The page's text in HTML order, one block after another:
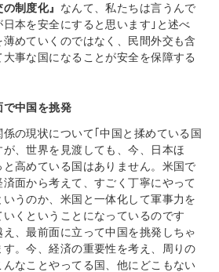
の制度化』 なんて、私たちは言うんで
本を安全にすると思います｣と述べ
めていくのではなく、民間外交も含
事な国になることが安全を保障する
で中国を挑発
の現状について｢中国と揉めている国
、世界を見渡しても、今、日本ほ
高めている国はありません。米国で
面から考えて、すごく丁寧にやって
うのか、米国と一体化して軍事力を
くということになっているのです
、最前面に立って中国を挑発しちゃ
。今、経済の重要性を考え、周りの
なことやってる国、他にどこもない